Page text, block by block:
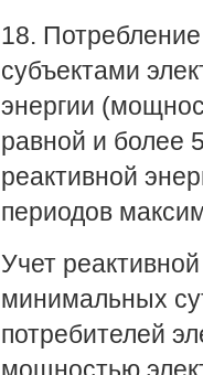
18.
субъектами
энергии
равной и более
реактивной
периодов
Учет
минимальных
потребителей